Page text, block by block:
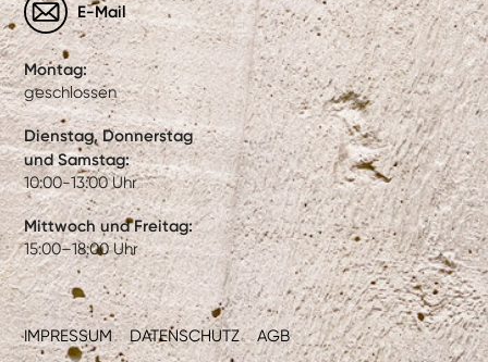
IMPRESSUM DATENSCHUTZ AGB
E-Mail
Montag:
geschlossen
Dienstag, Donnerstag
und Samstag:
10:00-13:00 Uhr
Mittwoch und Freitag:
15:00–18:00 Uhr